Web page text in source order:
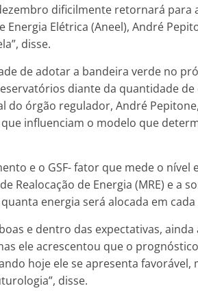
dificilmente retornará para
Elétrica (Aneel), André
disse.
de adotar a bandeira verde no
diante da quantidade de
órgão regulador, André
influenciam o modelo que
e o GSF- fator que mede o nível
Realocação de Energia (MRE) e a
energia será alocada em cada
e dentro das expectativas, ainda
ele acrescentou que o
hoje ele se apresenta favorável,
disse.